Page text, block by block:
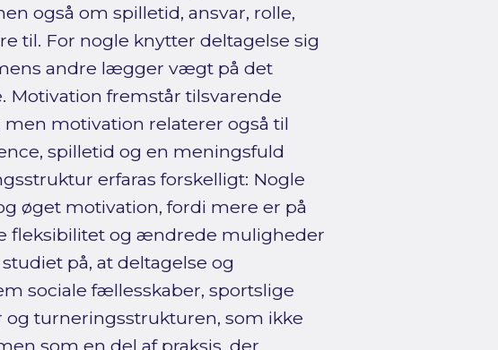
også om spilletid, ansvar, rolle,
til. For nogle knytter deltagelse sig
andre lægger vægt på det
Motivation fremstår tilsvarende
motivation relaterer også til
spilletid og en meningsfuld
erfaras forskelligt: Nogle
øget motivation, fordi mere er på
fleksibilitet og ændrede muligheder
på, at deltagelse og
sociale fællesskaber, sportslige
turneringsstrukturen, som ikke
som en del af praksis, der